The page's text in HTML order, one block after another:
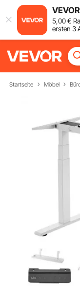
5,00€
ersten 3
Startseite Möbel